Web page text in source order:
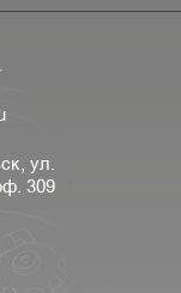
ул.
309